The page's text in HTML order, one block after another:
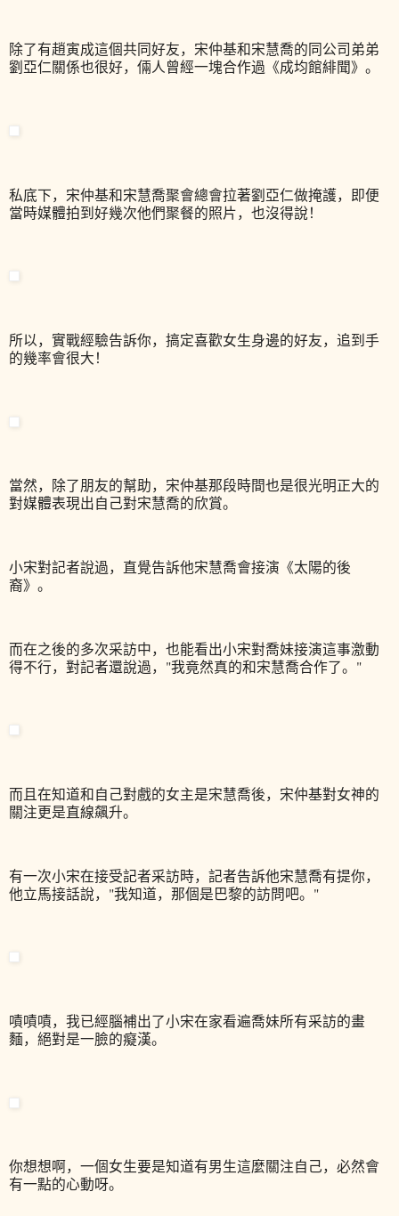
除了有趙寅成這個共同好友，宋仲基和宋慧喬的同公司弟弟
劉亞仁關係也很好，倆人曾經一塊合作過《成均館緋聞》。
私底下，宋仲基和宋慧喬聚會總會拉著劉亞仁做掩護，即便
當時媒體拍到好幾次他們聚餐的照片，也沒得說！
所以，實戰經驗告訴你，搞定喜歡女生身邊的好友，追到手
的幾率會很大！
當然，除了朋友的幫助，宋仲基那段時間也是很光明正大的
對媒體表現出自己對宋慧喬的欣賞。
小宋對記者說過，直覺告訴他宋慧喬會接演《太陽的後
裔》。
而在之後的多次采訪中，也能看出小宋對喬妹接演這事激動
得不行，對記者還說過，"我竟然真的和宋慧喬合作了。"
而且在知道和自己對戲的女主是宋慧喬後，宋仲基對女神的
關注更是直線飆升。
有一次小宋在接受記者采訪時，記者告訴他宋慧喬有提你，
他立馬接話說，"我知道，那個是巴黎的訪問吧。"
嘖嘖嘖，我已經腦補出了小宋在家看遍喬妹所有采訪的畫
麵，絕對是一臉的癡漢。
你想想啊，一個女生要是知道有男生這麼關注自己，必然會
有一點的心動呀。